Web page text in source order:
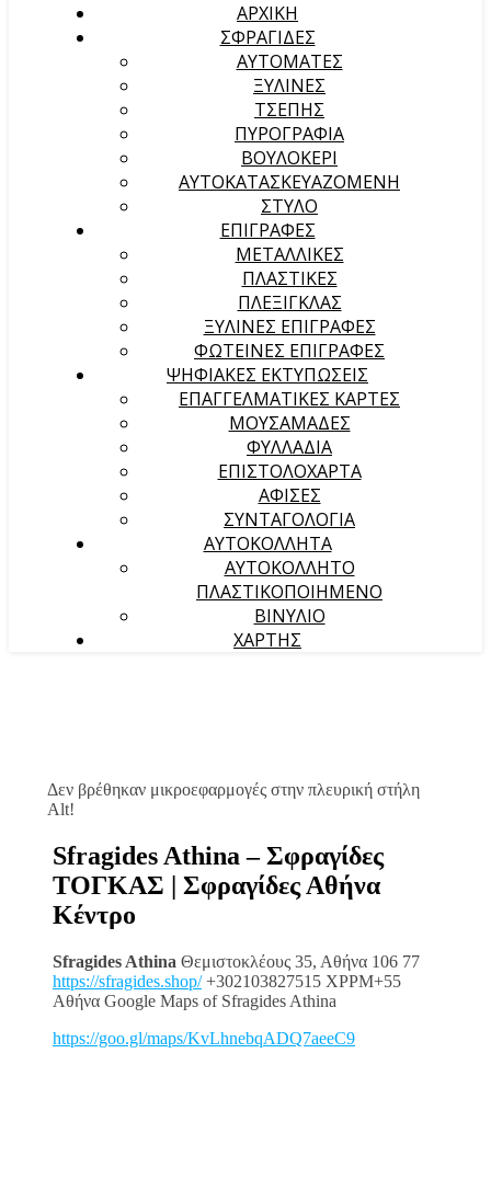
ΑΡΧΙΚΉ
ΣΦΡΑΓΙΔΕΣ
ΑΥΤΟΜΑΤΕΣ
ΞΥΛΙΝΕΣ
ΤΣΕΠΗΣ
ΠΥΡΟΓΡΑΦΙΑ
ΒΟΥΛΟΚΕΡΙ
ΑΥΤΟΚΑΤΑΣΚΕΥΑΖΟΜΕΝΗ
ΣΤΥΛΟ
ΕΠΙΓΡΑΦΕΣ
ΜΕΤΑΛΛΙΚΕΣ
ΠΛΑΣΤΙΚΕΣ
ΠΛΕΞΙΓΚΛΑΣ
ΞΥΛΙΝΕΣ ΕΠΙΓΡΑΦΕΣ
ΦΩΤΕΙΝΕΣ ΕΠΙΓΡΑΦΕΣ
ΨΗΦΙΑΚΕΣ ΕΚΤΥΠΩΣΕΙΣ
ΕΠΑΓΓΕΛΜΑΤΙΚΕΣ ΚΑΡΤΕΣ
ΜΟΥΣΑΜΑΔΕΣ
ΦΥΛΛΑΔΙΑ
ΕΠΙΣΤΟΛΟΧΑΡΤΑ
ΑΦΙΣΕΣ
ΣΥΝΤΑΓΟΛΟΓΙΑ
ΑΥΤΟΚΟΛΛΗΤΑ
ΑΥΤΟΚΟΛΛΗΤΟ
ΠΛΑΣΤΙΚΟΠΟΙΗΜΕΝΟ
ΒΙΝΥΛΙΟ
ΧΑΡΤΗΣ
Δεν βρέθηκαν μικροεφαρμογές στην πλευρική στήλη
Alt!
Sfragides Athina – Σφραγίδες
ΤΟΓΚΑΣ | Σφραγίδες Αθήνα
Κέντρο
Sfragides Athina Θεμιστοκλέους 35, Αθήνα 106 77
https://sfragides.shop/+302103827515 XPPM+55
Αθήνα Google Maps of Sfragides Athina
https://goo.gl/maps/KvLhnebqADQ7aeeC9